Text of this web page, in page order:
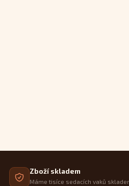
Zboží skladem
Máme tisíce sedacích vaků